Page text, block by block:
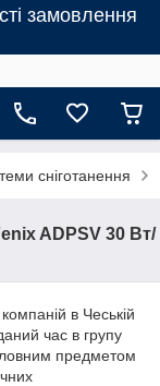
замовлення
сніготанення
ADPSV 30 Вт/
в Чеській
час в групу
предметом